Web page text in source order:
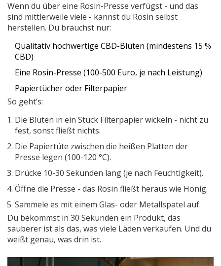
Wenn du über eine Rosin-Presse verfügst - und das
sind mittlerweile viele - kannst du Rosin selbst
herstellen. Du brauchst nur:
Qualitativ hochwertige CBD-Blüten (mindestens 15 %
CBD)
Eine Rosin-Presse (100-500 Euro, je nach Leistung)
Papiertücher oder Filterpapier
So geht’s:
Die Blüten in ein Stück Filterpapier wickeln - nicht zu
fest, sonst fließt nichts.
Die Papiertüte zwischen die heißen Platten der
Presse legen (100-120 °C).
Drücke 10-30 Sekunden lang (je nach Feuchtigkeit).
Öffne die Presse - das Rosin fließt heraus wie Honig.
Sammele es mit einem Glas- oder Metallspatel auf.
Du bekommst in 30 Sekunden ein Produkt, das
sauberer ist als das, was viele Läden verkaufen. Und du
weißt genau, was drin ist.